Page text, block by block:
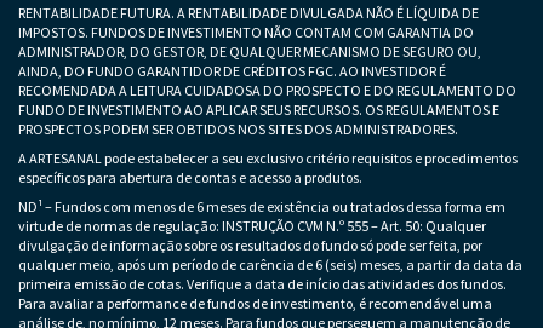
RENTABILIDADE FUTURA. A RENTABILIDADE DIVULGADA NÃO É LÍQUIDA DE
IMPOSTOS. FUNDOS DE INVESTIMENTO NÃO CONTAM COM GARANTIA DO
ADMINISTRADOR, DO GESTOR, DE QUALQUER MECANISMO DE SEGURO OU,
AINDA, DO FUNDO GARANTIDOR DE CRÉDITOS FGC. AO INVESTIDOR É
RECOMENDADA A LEITURA CUIDADOSA DO PROSPECTO E DO REGULAMENTO DO
FUNDO DE INVESTIMENTO AO APLICAR SEUS RECURSOS. OS REGULAMENTOS E
PROSPECTOS PODEM SER OBTIDOS NOS SITES DOS ADMINISTRADORES.
A ARTESANAL pode estabelecer a seu exclusivo critério requisitos e procedimentos
específicos para abertura de contas e acesso a produtos.
ND¹ – Fundos com menos de 6 meses de existência ou tratados dessa forma em
virtude de normas de regulação: INSTRUÇÃO CVM N.º 555 – Art. 50: Qualquer
divulgação de informação sobre os resultados do fundo só pode ser feita, por
qualquer meio, após um período de carência de 6 (seis) meses, a partir da data da
primeira emissão de cotas. Verifique a data de início das atividades dos fundos.
Para avaliar a performance de fundos de investimento, é recomendável uma
análise de, no mínimo, 12 meses. Para fundos que perseguem a manutenção de